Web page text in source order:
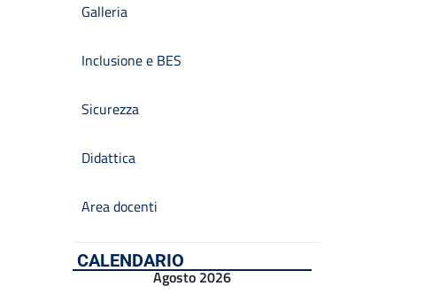
Galleria
Inclusione e BES
Sicurezza
Didattica
Area docenti
CALENDARIO
Agosto 2026